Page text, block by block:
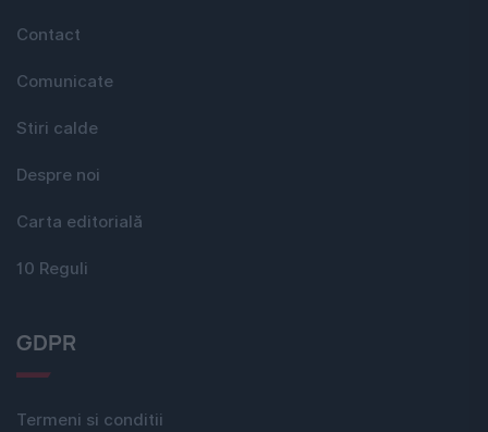
Contact
Comunicate
Stiri calde
Despre noi
Carta editorială
10 Reguli
GDPR
Termeni si conditii